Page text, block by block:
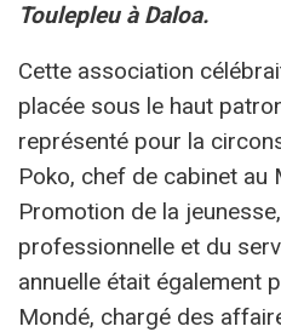
Toulepleu à Daloa.
Cette association
placée sous le haut
représenté pour la
Poko, chef de cabinet au
Promotion de la
professionnelle et du
annuelle était également
Mondé, chargé des